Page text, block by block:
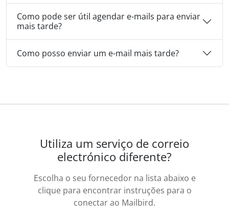
Como pode ser útil agendar e-mails para enviar
mais tarde?
Como posso enviar um e-mail mais tarde?
Utiliza um serviço de correio
electrónico diferente?
Escolha o seu fornecedor na lista abaixo e
clique para encontrar instruções para o
conectar ao Mailbird.